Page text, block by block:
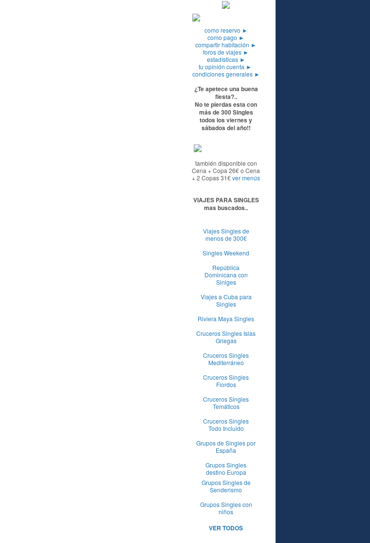
como reservo ►
como pago ►
compartir habitación ►
foros de viajes ►
estadísticas ►
tu opinión cuenta ►
condiciones generales ►
¿Te apetece una buena
fiesta?..
No te pierdas esta con
más de 300 Singles
todos los viernes y
sábados del año!!
también disponible con
Cena + Copa 26€ o Cena
+ 2 Copas 31€ver menús
VIAJES PARA SINGLES
mas buscados..
Viajes Singles de
menos de 300€
Singles Weekend
República
Dominicana con
Sinlges
Viajes a Cuba para
Singles
Riviera Maya Singles
Cruceros Singles Islas
Griegas
Cruceros Singles
Mediterráneo
Cruceros Singles
Fiordos
Cruceros Singles
Temáticos
Cruceros Singles
Todo Incluido
Grupos de Singles por
España
Grupos Singles
destino Europa
Grupos Singles de
Senderismo
Grupos Singles con
niños
VER TODOS